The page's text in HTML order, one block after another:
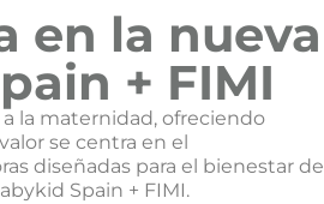
en la nueva
+ FIMI
la maternidad, ofreciendo
se centra en el
diseñadas para el bienestar de
Spain + FIMI.